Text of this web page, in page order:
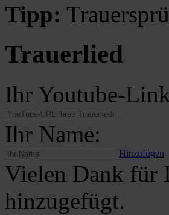
Tipp:
Trauerlied
Ihr Youtube-
Ihr Name:
Hinzufügen
Vielen Dank für
hinzugefügt.